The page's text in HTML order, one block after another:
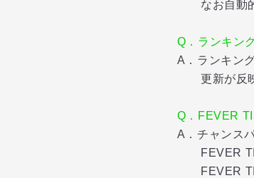
なお自動的に
Q．ランキン
A．ランキング
更新が反映さ
Q．FEVER
A．チャンスパ
FEVER TIME
FEVER TIME